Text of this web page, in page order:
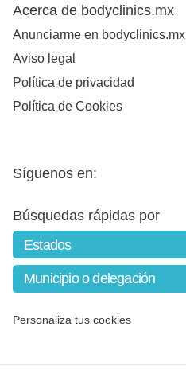
Acerca de bodyclinics.mx
Anunciarme en bodyclinics.mx
Aviso legal
Política de privacidad
Política de Cookies
Síguenos en:
Búsquedas rápidas por
Personaliza tus cookies